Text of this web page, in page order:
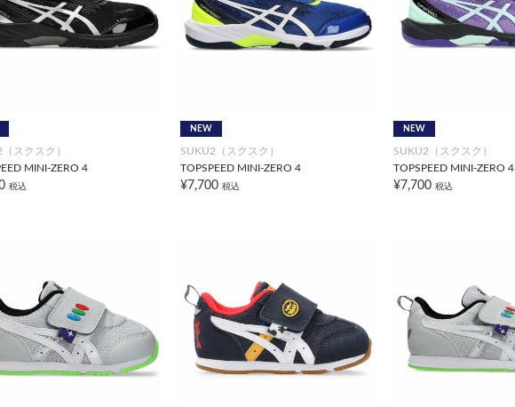
スクスク）
MINI-ZERO 4
税込
NEW
SUKU2（スクスク）
TOPSPEED MINI-ZERO 4
¥7,700 税込
NEW
SUKU2（スクスク）
TOPSPEED MINI-ZERO 4
¥7,700 税込